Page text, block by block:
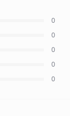
0
0
0
0
0